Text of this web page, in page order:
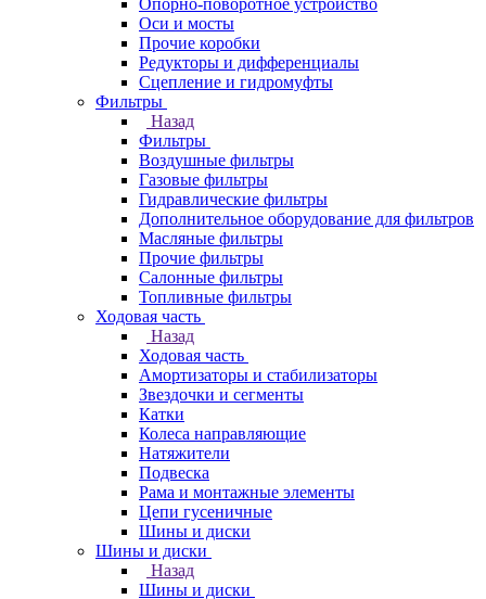
Опорно-поворотное устройство
Оси и мосты
Прочие коробки
Редукторы и дифференциалы
Сцепление и гидромуфты
Фильтры
Назад
Фильтры
Воздушные фильтры
Газовые фильтры
Гидравлические фильтры
Дополнительное оборудование для фильтров
Масляные фильтры
Прочие фильтры
Салонные фильтры
Топливные фильтры
Ходовая часть
Назад
Ходовая часть
Амортизаторы и стабилизаторы
Звездочки и сегменты
Катки
Колеса направляющие
Натяжители
Подвеска
Рама и монтажные элементы
Цепи гусеничные
Шины и диски
Шины и диски
Назад
Шины и диски